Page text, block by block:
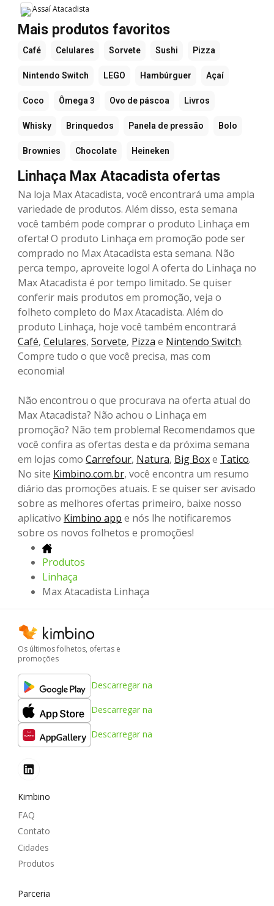
Assaí Atacadista
Mais produtos favoritos
Café Celulares Sorvete Sushi Pizza
Nintendo Switch LEGO Hambúrguer Açaí
Coco Ômega 3 Ovo de páscoa Livros
Whisky Brinquedos Panela de pressão Bolo
Brownies Chocolate Heineken
Linhaça Max Atacadista ofertas
Na loja Max Atacadista, você encontrará uma ampla
variedade de produtos. Além disso, esta semana
você também pode comprar o produto Linhaça em
oferta! O produto Linhaça em promoção pode ser
comprado no Max Atacadista esta semana. Não
perca tempo, aproveite logo! A oferta do Linhaça no
Max Atacadista é por tempo limitado. Se quiser
conferir mais produtos em promoção, veja o
folheto completo do Max Atacadista. Além do
produto Linhaça, hoje você também encontrará
Café, Celulares, Sorvete, Pizza e Nintendo Switch.
Compre tudo o que você precisa, mas com
economia!
Não encontrou o que procurava na oferta atual do
Max Atacadista? Não achou o Linhaça em
promoção? Não tem problema! Recomendamos que
você confira as ofertas desta e da próxima semana
em lojas como Carrefour, Natura, Big Boxe Tatico.
No site Kimbino.com.br, você encontra um resumo
diário das promoções atuais. E se quiser ser avisado
sobre as melhores ofertas primeiro, baixe nosso
aplicativo Kimbino app e nós lhe notificaremos
sobre os novos folhetos e promoções!
Produtos
Linhaça
Max Atacadista Linhaça
Os últimos folhetos, ofertas e
promoções
Descarregar na
Descarregar na
Descarregar na
Kimbino
FAQ
Contato
Cidades
Produtos
Parceria